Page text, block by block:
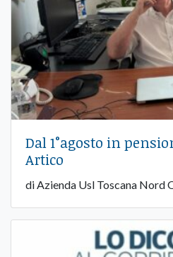
Dal 1°agosto in
Artico
di Azienda Usl Toscana Nord